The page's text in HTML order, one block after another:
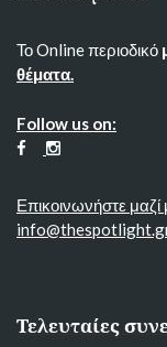
Το Online περιοδικό
θέματα.
Follow us on:
Επικοινωνήστε μαζί
Τελευταίες